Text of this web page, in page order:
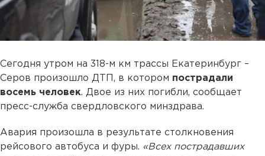
Сегодня утром на 318-м км трассы Екатеринбург –
Серов произошло ДТП, в котором пострадали
восемь человек. Двое из них погибли, сообщает
пресс-служба свердловского минздрава.
Авария произошла в результате столкновения
рейсового автобуса и фуры. «Всех пострадавших